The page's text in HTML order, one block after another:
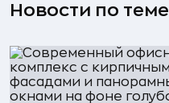
Новости по теме